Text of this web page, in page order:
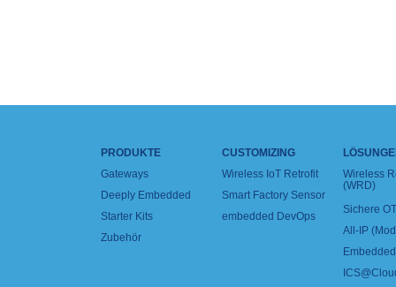
PRODUKTE
Gateways
Deeply Embedded
Starter Kits
Zubehör
CUSTOMIZING
Wireless IoT Retrofit
Smart Factory Sensor
embedded DevOps
Wireless
(WRD)
Sichere
All-IP